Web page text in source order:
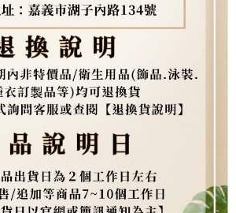
有權停止該用戶之使用額度並採取法律行動。